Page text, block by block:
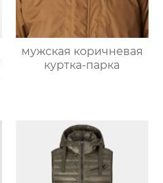
мужская коричневая
куртка-парка